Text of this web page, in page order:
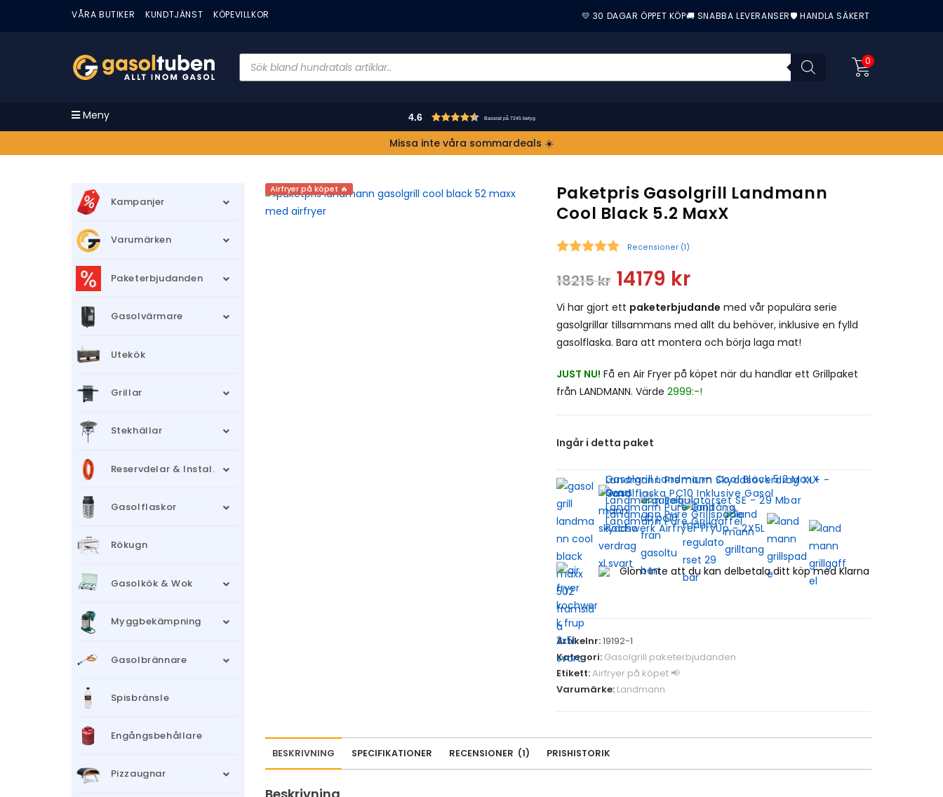
VÅRA BUTIKER KUNDTJÄNST KÖPEVILLKOR 💛 30 DAGAR ÖPPET KÖP🚚 SNABBA LEVERANSER🛡️ HANDLA SÄKERT
0
Meny 4.6 Baserat på 7245 betyg
Missa inte våra sommardeals ☀️
Airfryer på köpet 🔥
Paketpris Gasolgrill Landmann
Cool Black 5.2 MaxX
Recensioner (1)
18215kr 14179 kr
Vi har gjort ett paketerbjudande med vår populära serie
gasolgrillar tillsammans med allt du behöver, inklusive en fylld
gasolflaska. Bara att montera och börja laga mat!
JUST NU! Få en Air Fryer på köpet när du handlar ett Grillpaket
från LANDMANN. Värde 2999:-!
Ingår i detta paket
Gasolgrill Landmann Cool Black 5.2 MaxX
Landmann Premium Skyddsöverdrag XL+ -
Svart
Gasolflaska PC10 Inklusive Gasol
Landmann Regulatorset SE - 29 Mbar
Landmann Pure Grilltång
Landmann Pure Grillspade
Landmann Pure Grillgaffel
Kochwerk Airfryer FryUp - 2X5L
Glöm inte att du kan delbetala ditt köp med Klarna
Artikelnr:19192-1
Kategori: Gasolgrill paketerbjudanden
Etikett:Airfryer på köpet 📢
Varumärke: Landmann
BESKRIVNING SPECIFIKATIONER RECENSIONER (1) PRISHISTORIK
Beskrivning
Kampanjer
Varumärken
Paketerbjudanden
Gasolvärmare
Utekök
Grillar
Stekhällar
Reservdelar & Instal.
Gasolflaskor
Rökugn
Gasolkök & Wok
Myggbekämpning
Gasolbrännare
Spisbränsle
Engångsbehållare
Pizzaugnar